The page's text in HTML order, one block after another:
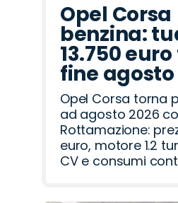
Opel Corsa
benzina:
13.750
fine agosto
Opel Corsa torna
ad agosto 2026
Rottamazione:
euro, motore 1.2
CV e consumi